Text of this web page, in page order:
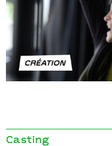
Casting